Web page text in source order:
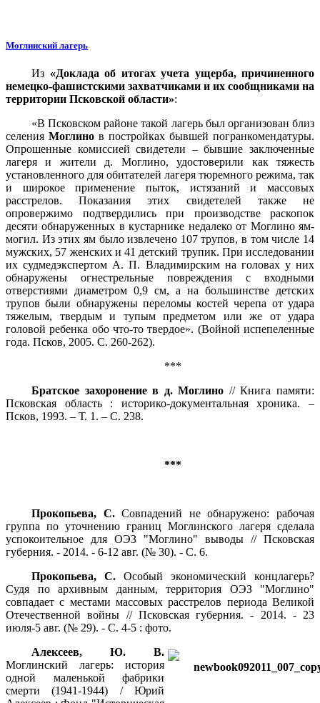
Моглинский лагерь
Из «Доклада об итогах учета ущерба, причиненного
немецко-фашистскими захватчиками и их сообщниками на
территории Псковской области»:
«В Псковском районе такой лагерь был организован близ
селения Моглино в постройках бывшей погранкомендатуры.
Опрошенные комиссией свидетели – бывшие заключенные
лагеря и жители д. Моглино, удостоверили как тяжесть
установленного для обитателей лагеря тюремного режима, так
и широкое применение пыток, истязаний и массовых
расстрелов. Показания этих свидетелей также не
опровержимо подтвердились при производстве раскопок
десяти обнаруженных в кустарнике недалеко от Моглино ям-
могил. Из этих ям было извлечено 107 трупов, в том числе 14
мужских, 57 женских и 41 детский трупик. При исследовании
их судмедэкспертом А. П. Вла­димирским на головах у них
обнаружены огнестрельные повреждения с входными
отверстиями диаметром 0,9 см, а на большинстве детских
трупов были обнаружены переломы костей черепа от удара
тяжелым, твердым и тупым предметом или же от удара
головой ре­бенка обо что-то твердое». (Войной испепеленные
года. Псков, 2005. С. 260-262).
***
Братское захоронение в д. Моглино // Книга памяти:
Псковская область : историко-документальная хроника. –
Псков, 1993. – Т. 1. – С. 238.
***
Прокопьева, С.Совпадений не обнаружено: рабочая
группа по уточнению границ Моглинского лагеря сделала
успокоительное для ОЭЗ "Моглино" выводы // Псковская
губерния. - 2014. - 6-12 авг. (№ 30). - С. 6.
Прокопьева, С. Особый экономический концлагерь?
Судя по архивным данным, территория ОЭЗ "Моглино"
совпадает с местами массовых расстрелов периода Великой
Отечественной войны // Псковская губерния. - 2014. - 23
июля-5 авг. (№ 29). - С. 4-5 : фото.
Алексеев, Ю. В.
Моглинский лагерь: история
одной маленькой фабрики
смерти (1941-1944) / Юрий